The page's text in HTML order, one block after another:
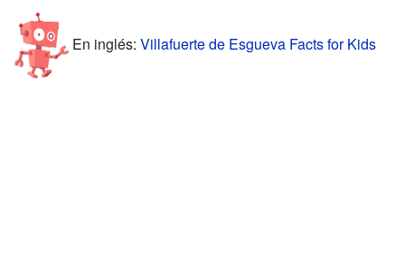
En inglés: Villafuerte de Esgueva Facts for Kids